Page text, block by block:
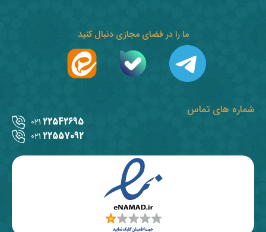
شماره های تماس
22542695
021
22557092
021
ما را در فضای مجازی دنبال کنید